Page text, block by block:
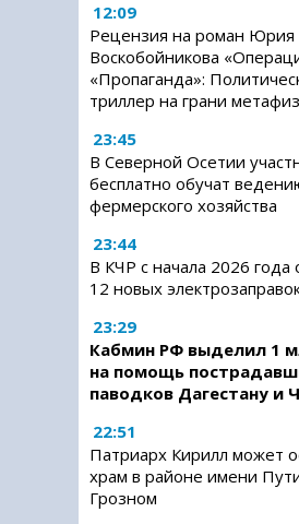
12:09
Рецензия на роман Юрия
Воскобойникова
«Пропаганда»:
триллер на грани
23:45
В Северной Осетии
бесплатно обучат
фермерского хозяйства
23:44
В КЧР с начала 2026 года
12 новых
23:29
Кабмин РФ выделил 1
на помощь
паводков Дагестану и
22:51
Патриарх Кирилл может
храм в районе имени
Грозном